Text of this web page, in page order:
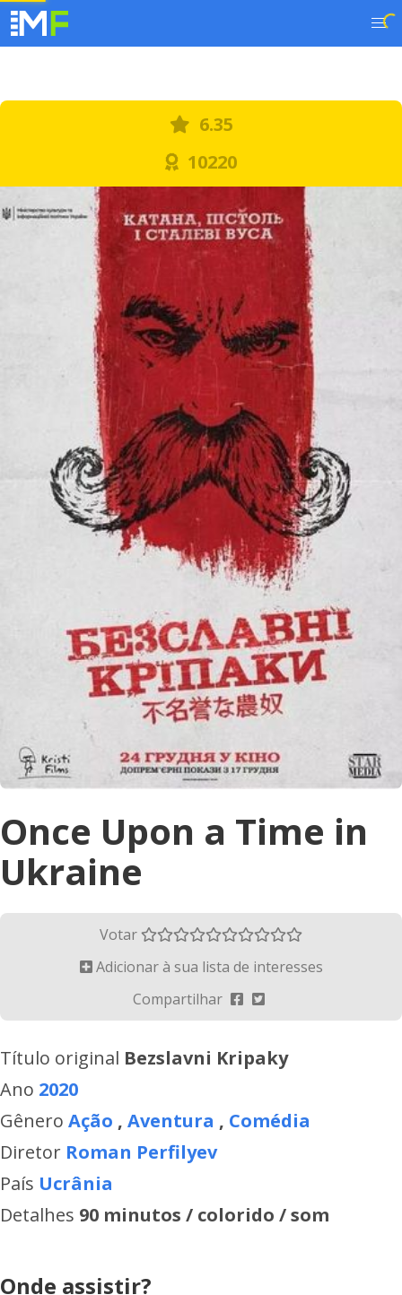
6.35
10220
Once Upon a Time in
Ukraine
Votar
Adicionar à sua lista de interesses
Compartilhar
Título original Bezslavni Kripaky
Ano 2020
Gênero Ação , Aventura , Comédia
Diretor Roman Perfilyev
País Ucrânia
Detalhes 90 minutos / colorido / som
Onde assistir?